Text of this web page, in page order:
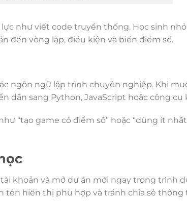
như viết code truyền thống. Học sinh
đến vòng lặp, điều kiện và biến điểm số.
ngôn ngữ lập trình chuyên nghiệp. Khi
dần sang Python, JavaScript hoặc công cụ
“tạo game có điểm số” hoặc “dùng ít
khoản và mở dự án mới ngay trong trình
tên hiển thị phù hợp và tránh chia sẻ thông